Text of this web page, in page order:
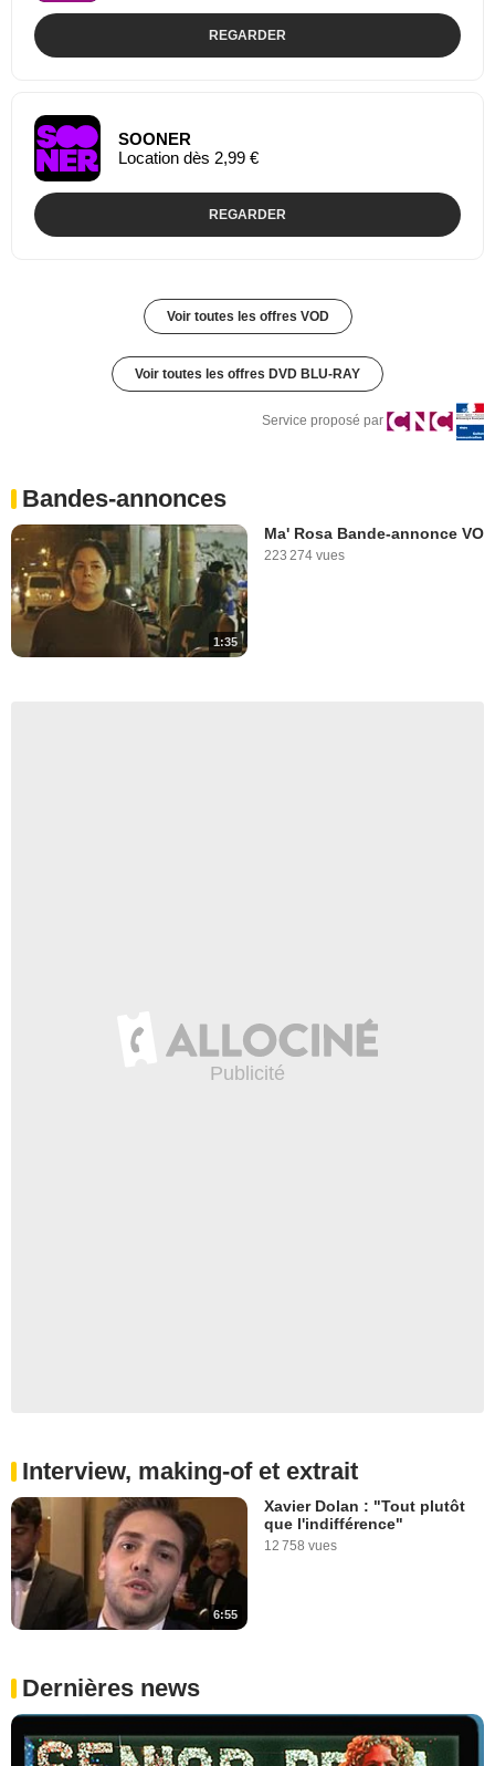
REGARDER
SOONER
Location dès 2,99 €
REGARDER
Voir toutes les offres VOD
Voir toutes les offres DVD BLU-RAY
Service proposé par
Bandes-annonces
1:35
Ma' Rosa Bande-annonce VO
223 274 vues
Interview, making-of et extrait
6:55
Xavier Dolan : "Tout plutôt
que l'indifférence"
12 758 vues
Dernières news